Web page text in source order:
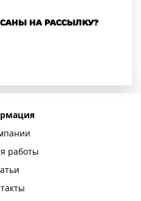
на рассылку?
работы